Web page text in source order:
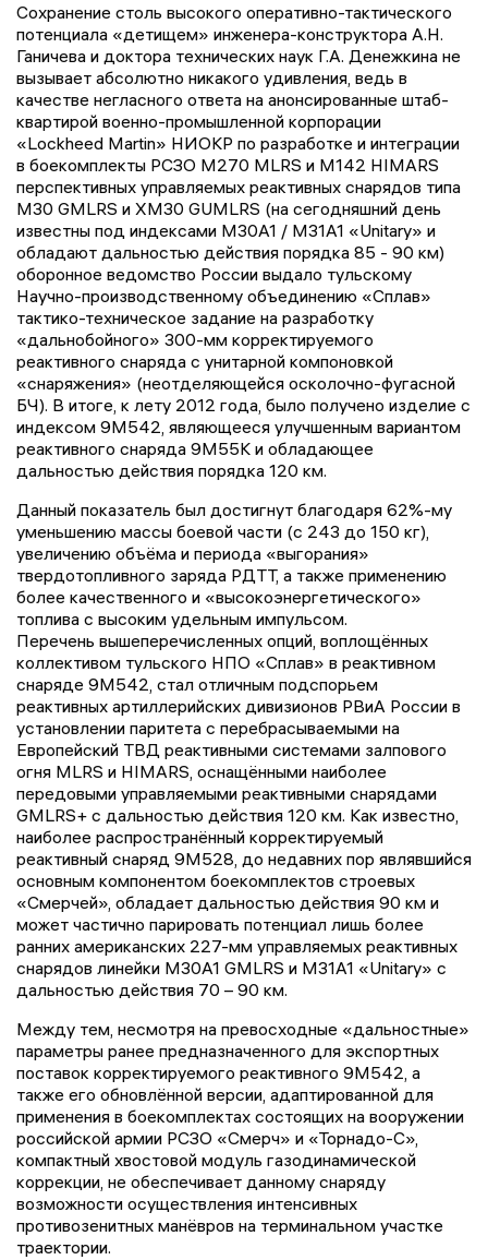
Сохранение столь высокого оперативно-тактического
потенциала «детищем» инженера-конструктора А.Н.
Ганичева и доктора технических наук Г.А. Денежкина не
вызывает абсолютно никакого удивления, ведь в
качестве негласного ответа на анонсированные штаб-
квартирой военно-промышленной корпорации
«Lockheed Martin» НИОКР по разработке и интеграции
в боекомплекты РСЗО M270 MLRS и M142 HIMARS
перспективных управляемых реактивных снарядов типа
M30 GMLRS и XM30 GUMLRS (на сегодняшний день
известны под индексами M30A1 / M31A1 «Unitary» и
обладают дальностью действия порядка 85 - 90 км)
оборонное ведомство России выдало тульскому
Научно-производственному объединению «Сплав»
тактико-техническое задание на разработку
«дальнобойного» 300-мм корректируемого
реактивного снаряда с унитарной компоновкой
«снаряжения» (неотделяющейся осколочно-фугасной
БЧ). В итоге, к лету 2012 года, было получено изделие с
индексом 9М542, являющееся улучшенным вариантом
реактивного снаряда 9М55К и обладающее
дальностью действия порядка 120 км.
Данный показатель был достигнут благодаря 62%-му
уменьшению массы боевой части (с 243 до 150 кг),
увеличению объёма и периода «выгорания»
твердотопливного заряда РДТТ, а также применению
более качественного и «высокоэнергетического»
топлива с высоким удельным импульсом.
Перечень вышеперечисленных опций, воплощённых
коллективом тульского НПО «Сплав» в реактивном
снаряде 9М542, стал отличным подспорьем
реактивных артиллерийских дивизионов РВиА России в
установлении паритета с перебрасываемыми на
Европейский ТВД реактивными системами залпового
огня MLRS и HIMARS, оснащёнными наиболее
передовыми управляемыми реактивными снарядами
GMLRS+ с дальностью действия 120 км. Как известно,
наиболее распространённый корректируемый
реактивный снаряд 9М528, до недавних пор являвшийся
основным компонентом боекомплектов строевых
«Смерчей», обладает дальностью действия 90 км и
может частично парировать потенциал лишь более
ранних американских 227-мм управляемых реактивных
снарядов линейки M30A1 GMLRS и M31A1 «Unitary» с
дальностью действия 70 – 90 км.
Между тем, несмотря на превосходные «дальностные»
параметры ранее предназначенного для экспортных
поставок корректируемого реактивного 9М542, а
также его обновлённой версии, адаптированной для
применения в боекомплектах состоящих на вооружении
российской армии РСЗО «Смерч» и «Торнадо-С»,
компактный хвостовой модуль газодинамической
коррекции, не обеспечивает данному снаряду
возможности осуществления интенсивных
противозенитных манёвров на терминальном участке
траектории.